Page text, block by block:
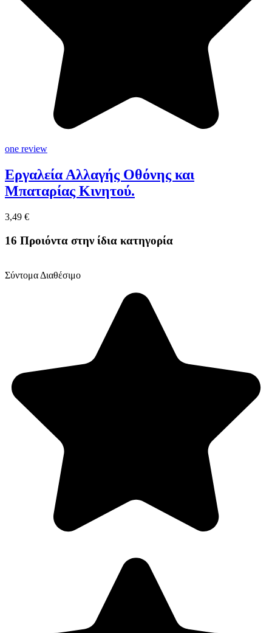
one review
Εργαλεία Αλλαγής Οθόνης και
Μπαταρίας Κινητού.
3,49 €
16 Προιόντα στην ίδια κατηγορία
Σύντομα Διαθέσιμο